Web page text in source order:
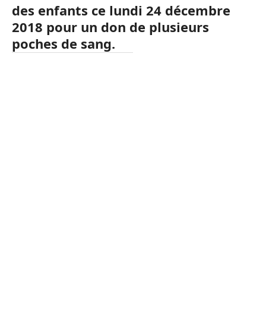
des enfants ce lundi 24 décembre
2018 pour un don de plusieurs
poches de sang.